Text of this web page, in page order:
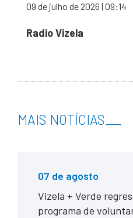
09 de julho de 2026 | 09:14
Radio Vizela
MAIS NOTÍCIAS
07 de agosto
Vizela + Verde
programa de